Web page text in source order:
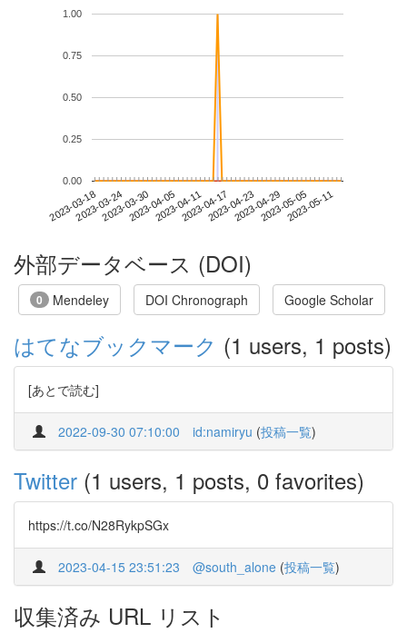
2023-03-182023-03-242023-03-302023-04-052023-04-112023-04-172023-04-232023-04-292023-05-052023-05-11
0.00
0.25
0.50
0.75
1.00
外部データベース (DOI)
0 Mendeley DOI Chronograph Google Scholar
はてなブックマーク (1 users, 1 posts)
[あとで読む]
2022-09-30 07:10:00 id:namiryu (投稿一覧)
Twitter (1 users, 1 posts, 0 favorites)
https://t.co/N28RykpSGx
2023-04-15 23:51:23 @south_alone (投稿一覧)
収集済み URL リスト